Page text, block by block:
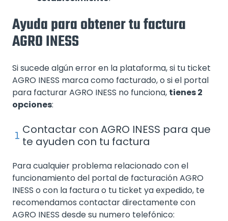
Ayuda para obtener tu factura
AGRO INESS
Si sucede algún error en la plataforma, si tu ticket
AGRO INESS marca como facturado, o si el portal
para facturar AGRO INESS no funciona, tienes 2
opciones:
Contactar con AGRO INESS para que
te ayuden con tu factura
Para cualquier problema relacionado con el
funcionamiento del portal de facturación AGRO
INESS o con la factura o tu ticket ya expedido, te
recomendamos contactar directamente con
AGRO INESS desde su numero telefónico: